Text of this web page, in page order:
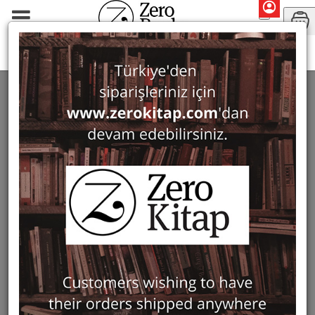
Monographs Fine Arts